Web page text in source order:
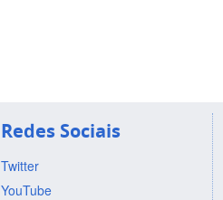
Redes Sociais
Twitter
YouTube